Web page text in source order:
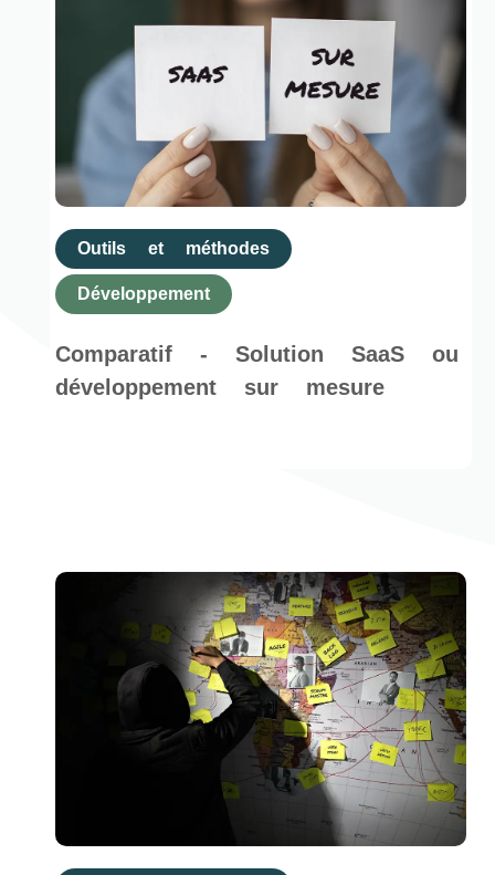
Outils et méthodes
Développement
Comparatif - Solution SaaS ou
développement sur mesure